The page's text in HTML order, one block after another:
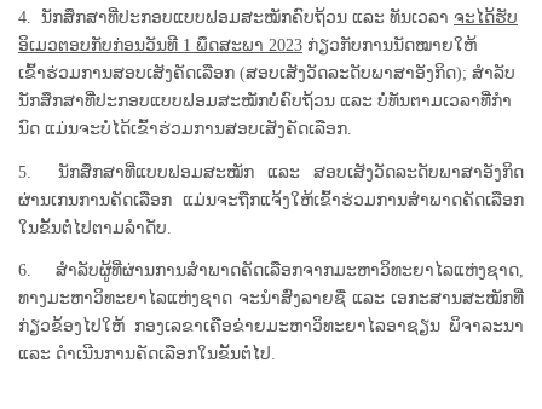
4. ນັກສຶກສາທີ່ປະກອບແບບຟອມສະໝັກຄົບຖ້ວນ ແລະ ທັນເວລາ ຈະໄດ້ຮັບ
ອິເມວຕອບກັບກ່ອນວັນທີ 1 ພຶດສະພາ 2023 ກ່ຽວກັບການນັດໝາຍໃຫ້
ເຂົ້າຮ່ວມການສອບເສັງຄັດເລືອກ (ສອບເສັງວັດລະດັບພາສາອັງກິດ); ສໍາລັບ
ນັກສຶກສາທີ່ປະກອບແບບຟອມສະໝັກບໍ່ຄົບຖ້ວນ ແລະ ບໍ່ທັນຕາມເວລາທີ່ກໍາ
ນົດ ແມ່ນຈະບໍ່ໄດ້ເຂົ້າຮ່ວມການສອບເສັງຄັດເລືອກ.
5. ນັກສຶກສາທີ່ແບບຟອມສະໝັກ ແລະ ສອບເສັງວັດລະດັບພາສາອັງກິດ
ຜ່ານເກນການຄັດເລືອກ ແມ່ນຈະຖືກແຈ້ງໃຫ້ເຂົ້າຮ່ວມການສໍາພາດຄັດເລືອກ
ໃນຂັ້ນຕໍ່ໄປຕາມລໍາດັບ.
6. ສໍາລັບຜູ້ທີ່ຜ່ານການສໍາພາດຄັດເລືອກຈາກມະຫາວິທະຍາໄລແຫ່ງຊາດ,
ທາງມະຫາວິທະຍາໄລແຫ່ງຊາດ ຈະນໍາສົ່ງລາຍຊື່ ແລະ ເອກະສານສະໝັກທີ່
ກ່ຽວຂ້ອງໄປໃຫ້ ກອງເລຂາເຄືອຂ່າຍມະຫາວິທະຍາໄລອາຊຽນ ພິຈາລະນາ
ແລະ ດໍາເນີນການຄັດເລືອກໃນຂັ້ນຕໍ່ໄປ.